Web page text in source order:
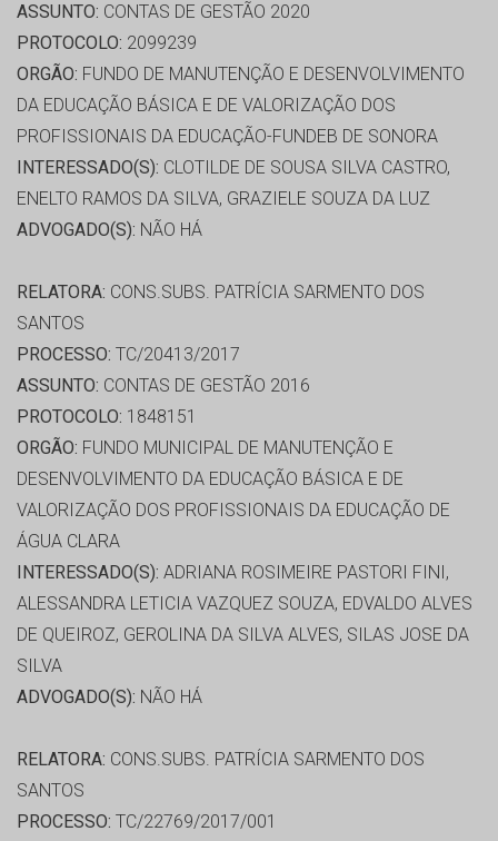
ASSUNTO: CONTAS DE GESTÃO 2020
PROTOCOLO: 2099239
ORGÃO: FUNDO DE MANUTENÇÃO E DESENVOLVIMENTO
DA EDUCAÇÃO BÁSICA E DE VALORIZAÇÃO DOS
PROFISSIONAIS DA EDUCAÇÃO-FUNDEB DE SONORA
INTERESSADO(S): CLOTILDE DE SOUSA SILVA CASTRO,
ENELTO RAMOS DA SILVA, GRAZIELE SOUZA DA LUZ
ADVOGADO(S): NÃO HÁ
RELATORA: CONS.SUBS. PATRÍCIA SARMENTO DOS
SANTOS
PROCESSO: TC/20413/2017
ASSUNTO: CONTAS DE GESTÃO 2016
PROTOCOLO: 1848151
ORGÃO: FUNDO MUNICIPAL DE MANUTENÇÃO E
DESENVOLVIMENTO DA EDUCAÇÃO BÁSICA E DE
VALORIZAÇÃO DOS PROFISSIONAIS DA EDUCAÇÃO DE
ÁGUA CLARA
INTERESSADO(S): ADRIANA ROSIMEIRE PASTORI FINI,
ALESSANDRA LETICIA VAZQUEZ SOUZA, EDVALDO ALVES
DE QUEIROZ, GEROLINA DA SILVA ALVES, SILAS JOSE DA
SILVA
ADVOGADO(S): NÃO HÁ
RELATORA: CONS.SUBS. PATRÍCIA SARMENTO DOS
SANTOS
PROCESSO: TC/22769/2017/001